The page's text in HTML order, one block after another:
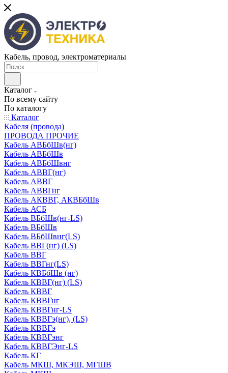
Кабель, провод, электроматериалы
Каталог
По всему сайту
По каталогу
Каталог
Кабеля (провода)
ПРОВОДА ПРОЧИЕ
Кабель АВБбШв(нг)
Кабель АВБбШв
Кабель АВБбШвнг
Кабель АВВГ(нг)
Кабель АВВГ
Кабель АВВГнг
Кабель АКВВГ, АКВБбШв
Кабель АСБ
Кабель ВБбШв(нг-LS)
Кабель ВБбШв
Кабель ВБбШвнг(LS)
Кабель ВВГ(нг) (LS)
Кабель ВВГ
Кабель ВВГнг(LS)
Кабель КВБбШв (нг)
Кабель КВВГ(нг) (LS)
Кабель КВВГ
Кабель КВВГнг
Кабель КВВГнг-LS
Кабель КВВГэ(нг), (LS)
Кабель КВВГэ
Кабель КВВГэнг
Кабель КВВГЭнг-LS
Кабель КГ
Кабель МКШ, МКЭШ, МГШВ